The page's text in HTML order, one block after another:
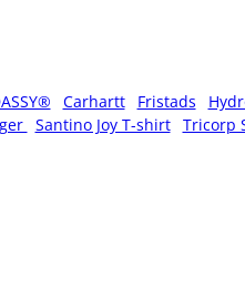
Carhartt Fristads
Santino Joy T-shirt
Tricorp